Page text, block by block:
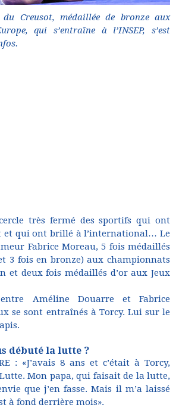
Creusot, médaillée de bronze aux
qui s’entraîne à l’INSEP, s’est
très fermé des sportifs qui ont
et qui ont brillé à l’international… Le
Fabrice Moreau, 5 fois médaillés
3 fois en bronze) aux championnats
et deux fois médaillés d’or aux Jeux
Améline Douarre et Fabrice
se sont entraînés à Torcy. Lui sur le
débuté la lutte ?
: «J’avais 8 ans et c’était à Torcy,
Mon papa, qui faisait de la lutte,
que j’en fasse. Mais il m’a laissé
à fond derrière mois».